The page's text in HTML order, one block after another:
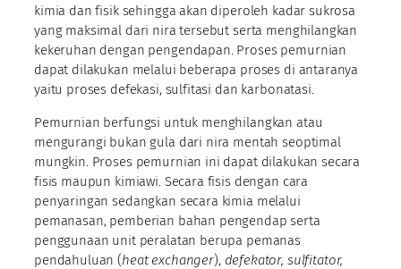
kimia dan fisik sehingga akan diperoleh kadar sukrosa
yang maksimal dari nira tersebut serta menghilangkan
kekeruhan dengan pengendapan. Proses pemurnian
dapat dilakukan melalui beberapa proses di antaranya
yaitu proses defekasi, sulfitasi dan karbonatasi.
Pemurnian berfungsi untuk menghilangkan atau
mengurangi bukan gula dari nira mentah seoptimal
mungkin. Proses pemurnian ini dapat dilakukan secara
fisis maupun kimiawi. Secara fisis dengan cara
penyaringan sedangkan secara kimia melalui
pemanasan, pemberian bahan pengendap serta
penggunaan unit peralatan berupa pemanas
pendahuluan (heat exchanger), defekator, sulfitator,